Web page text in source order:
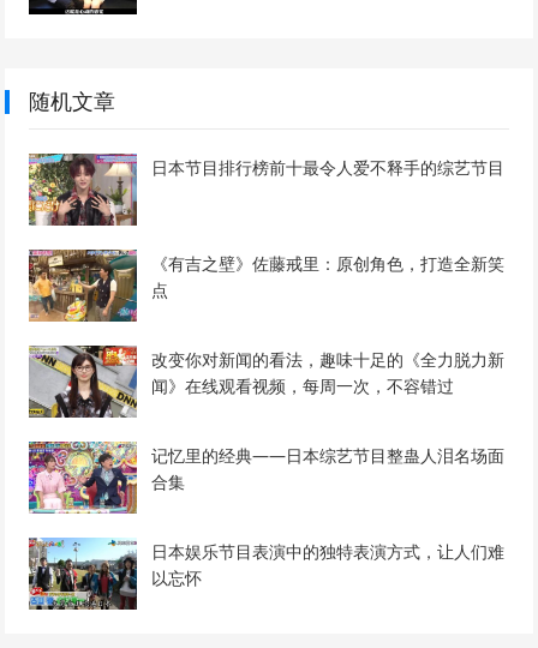
随机文章
日本节目排行榜前十最令人爱不释手的综艺节目
《有吉之壁》佐藤戒里：原创角色，打造全新笑
点
改变你对新闻的看法，趣味十足的《全力脱力新
闻》在线观看视频，每周一次，不容错过
记忆里的经典——日本综艺节目整蛊人泪名场面
合集
日本娱乐节目表演中的独特表演方式，让人们难
以忘怀